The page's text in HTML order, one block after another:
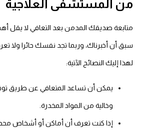
من المستشفى العلاجية
متابعة صديقك المدمن بعد التعافي لا يقل
سبق أن أخبرناك، وربما تجد نفسك حائرا ولا
لهذا إليك النصائح الآتية:
يمكن أن تساعد المتعافي عن طريق توفير
وخالية من المواد المخدرة.
إذا كنت تعرف أن أماكن أو أشخاص